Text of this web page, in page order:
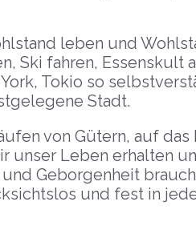
leben und
Ski fahren, Essenskult
Tokio so
Stadt.
von Gütern, auf das
unser Leben erhalten
Geborgenheit
und fest in